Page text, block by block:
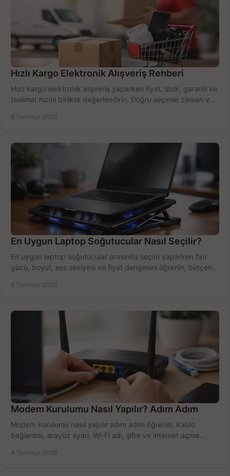
Hızlı Kargo Elektronik Alışveriş Rehberi
Hızlı kargo elektronik alışveriş yaparken fiyat, stok, garanti ve
teslimat hızını birlikte değerlendirin. Doğru seçimle zaman ve
8 Temmuz 2026
En Uygun Laptop Soğutucular Nasıl Seçilir?
En uygun laptop soğutucular arasında seçim yaparken fan
gücü, boyut, ses seviyesi ve fiyat dengesini öğrenin, bütçenizi
6 Temmuz 2026
Modem Kurulumu Nasıl Yapılır? Adım Adım
Modem kurulumu nasıl yapılır adım adım öğrenin. Kablo
bağlantısı, arayüz ayarı, Wi-Fi adı, şifre ve internet açma
4 Temmuz 2026